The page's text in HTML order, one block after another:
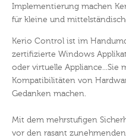
Implementierung machen
für kleine und
Kerio Control ist im
zertifizierte Windows
oder virtuelle Appliance...Sie
Kompatibilitäten von
Gedanken machen.
Mit dem mehrstufigen
vor den rasant